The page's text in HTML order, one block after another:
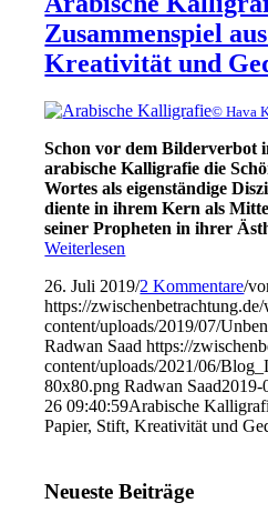
Zusammenspiel
Kreativität und
© Hava
Schon vor dem Bilderverbot
arabische Kalligrafie die
Wortes als eigenständige
diente in ihrem Kern als
seiner Propheten in ihrer
Weiterlesen
26. Juli 2019/2 Kommentare/
https://
content/uploads/2019/07/
Radwan Saad https://
content/uploads/2021/06/
80x80.png Radwan Saad2019-
26 09:40:59Arabische
Papier, Stift, Kreativität und
Neueste Beiträge